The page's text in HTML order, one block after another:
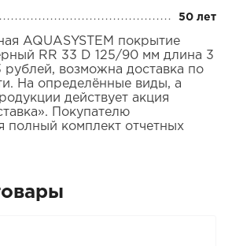
50 лет
AQUASYSTEM покрытие
RR 33 D 125/90 мм длина 3
рублей, возможна доставка по
На определённые виды, а
действует акция
Покупателю
полный комплект отчетных